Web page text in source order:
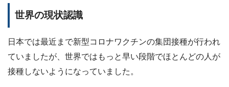
世界の現状認識
日本では最近まで新型コロナワクチンの集団接種が行われ
ていましたが、世界ではもっと早い段階でほとんどの人が
接種しないようになっていました。